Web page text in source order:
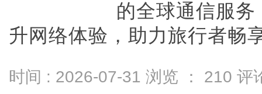
的全球通信服
升网络体验，助力旅行者畅
时间 : 2026-07-31 浏览 ： 210 评